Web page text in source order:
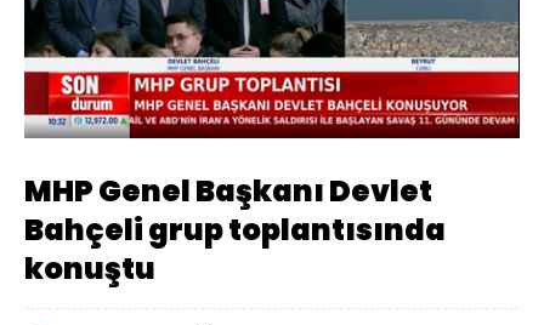
Sesi
Aç
Yüklendi:
1.87%
Oynatma
Hızı
MHP Genel Başkanı Devlet
Bahçeli grup toplantısında
konuştu